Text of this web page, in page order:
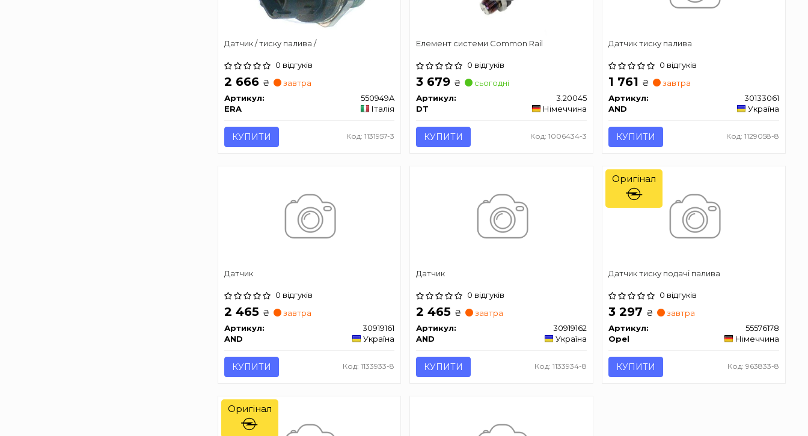
Датчик / тиску палива /
0 відгуків
2 666 ₴
завтра
Артикул:
550949A
ERA
Італія
КУПИТИ Код: 1131957-3
Елемент системи Common Rail
0 відгуків
3 679 ₴
сьогодні
Артикул:
3.20045
DT
Німеччина
КУПИТИ Код: 1006434-3
Датчик тиску палива
0 відгуків
1 761 ₴
завтра
Артикул:
30133061
AND
Україна
КУПИТИ Код: 1129058-8
Датчик
0 відгуків
2 465 ₴
завтра
Артикул:
30919161
AND
Україна
КУПИТИ Код: 1133933-8
Датчик
0 відгуків
2 465 ₴
завтра
Артикул:
30919162
AND
Україна
КУПИТИ Код: 1133934-8
Датчик тиску подачі палива
0 відгуків
3 297 ₴
завтра
Артикул:
55576178
Opel
Німеччина
КУПИТИ Код: 963833-8
Оригінал
Оригінал